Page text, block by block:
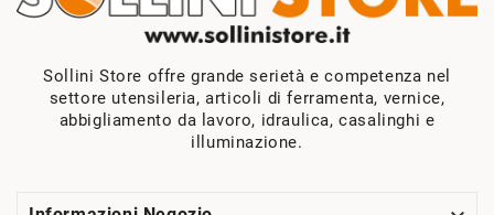
Sollini Store offre grande serietà e competenza nel
settore utensileria, articoli di ferramenta, vernice,
abbigliamento da lavoro, idraulica, casalinghi e
illuminazione.